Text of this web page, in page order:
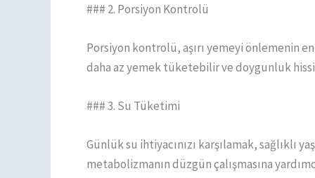
### 2. Porsiyon Kontrolü
Porsiyon kontrolü, aşırı yemeyi önlemenin
daha az yemek tüketebilir ve doygunluk
### 3. Su Tüketimi
Günlük su ihtiyacınızı karşılamak, sağlıklı
metabolizmanın düzgün çalışmasına